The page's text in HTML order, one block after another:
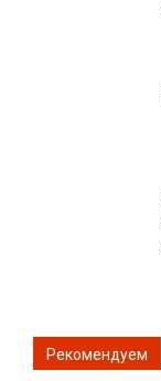
Рекомендуем